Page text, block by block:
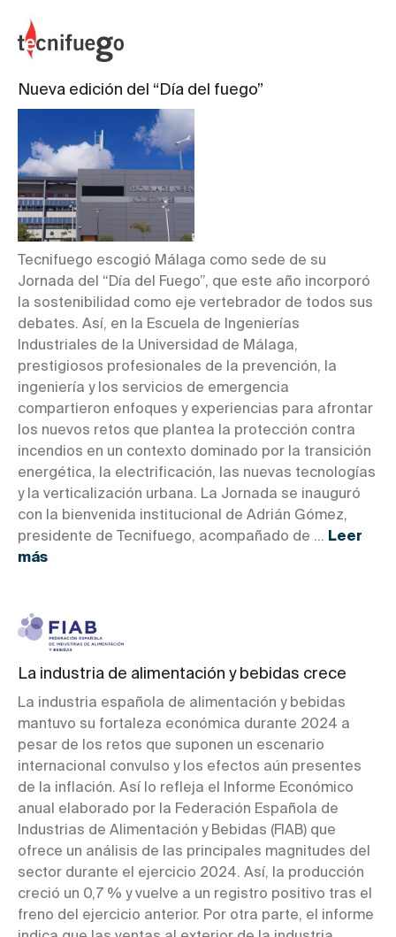
Nueva edición del “Día del fuego”
Tecnifuego escogió Málaga como sede de su
Jornada del “Día del Fuego”, que este año incorporó
la sostenibilidad como eje vertebrador de todos sus
debates. Así, en la Escuela de Ingenierías
Industriales de la Universidad de Málaga,
prestigiosos profesionales de la prevención, la
ingeniería y los servicios de emergencia
compartieron enfoques y experiencias para afrontar
los nuevos retos que plantea la protección contra
incendios en un contexto dominado por la transición
energética, la electrificación, las nuevas tecnologías
y la verticalización urbana. La Jornada se inauguró
con la bienvenida institucional de Adrián Gómez,
presidente de Tecnifuego, acompañado de ... Leer
más
La industria de alimentación y bebidas crece
La industria española de alimentación y bebidas
mantuvo su fortaleza económica durante 2024 a
pesar de los retos que suponen un escenario
internacional convulso y los efectos aún presentes
de la inflación. Así lo refleja el Informe Económico
anual elaborado por la Federación Española de
Industrias de Alimentación y Bebidas (FIAB) que
ofrece un análisis de las principales magnitudes del
sector durante el ejercicio 2024. Así, la producción
creció un 0,7 % y vuelve a un registro positivo tras el
freno del ejercicio anterior. Por otra parte, el informe